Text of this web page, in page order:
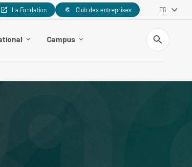
La Fondation Club des entreprises FR
Campus
Recherche